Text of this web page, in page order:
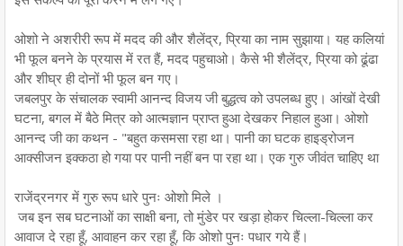
ओशो ने अशरीरी रूप में मदद की और शैलेंद्र, प्रिया का नाम सुझाया। यह कलियां
भी फूल बनने के प्रयास में रत हैं, मदद पहुचाओ। कैसे भी शैलेंद्र, प्रिया को ढूंढा
और शीघ्र ही दोनों भी फूल बन गए।
जबलपुर के संचालक स्वामी आनन्द विजय जी बुद्धत्व को उपलब्ध हुए। आंखों देखी
घटना, बगल में बैठे मित्र को आत्मज्ञान प्राप्त हुआ देखकर निहाल हुआ। ओशो
आनन्द जी का कथन - "बहुत कसमसा रहा था। पानी का घटक हाइड्रोजन
आक्सीजन इक्कठा हो गया पर पानी नहीं बन पा रहा था। एक गुरु जीवंत चाहिए था
राजेंद्रनगर में गुरु रूप धारे पुनः ओशो मिले ।
जब इन सब घटनाओं का साक्षी बना, तो मुंडेर पर खड़ा होकर चिल्ला-चिल्ला कर
आवाज दे रहा हूँ, आवाहन कर रहा हूँ, कि ओशो पुनः पधार गये हैं।